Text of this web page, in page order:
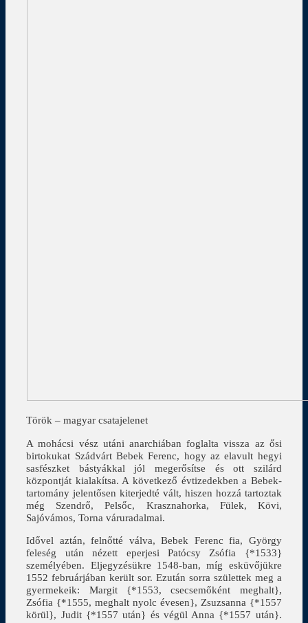
Török – magyar csatajelenet
A mohácsi vész utáni anarchiában foglalta vissza az ősi
birtokukat Szádvárt Bebek Ferenc, hogy az elavult hegyi
sasfészket bástyákkal jól megerősítse és ott szilárd
központját kialakítsa. A következő évtizedekben a Bebek-
tartomány jelentősen kiterjedté vált, hiszen hozzá tartoztak
még Szendrő, Pelsőc, Krasznahorka, Fülek, Kövi,
Sajóvámos, Torna váruradalmai.
Idővel aztán, felnőtté válva, Bebek Ferenc fia, György
feleség után nézett eperjesi Patócsy Zsófia {*1533}
személyében. Eljegyzésükre 1548-ban, míg esküvőjükre
1552 februárjában került sor. Ezután sorra születtek meg a
gyermekeik: Margit {*1553, csecsemőként meghalt},
Zsófia {*1555, meghalt nyolc évesen}, Zsuzsanna {*1557
körül}, Judit {*1557 után} és végül Anna {*1557 után}.